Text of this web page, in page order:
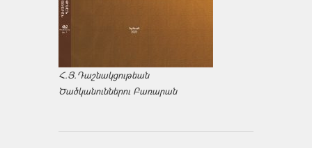
Հ.Յ.Դաշնակցութեան
Ծածկանուններու Բառարան